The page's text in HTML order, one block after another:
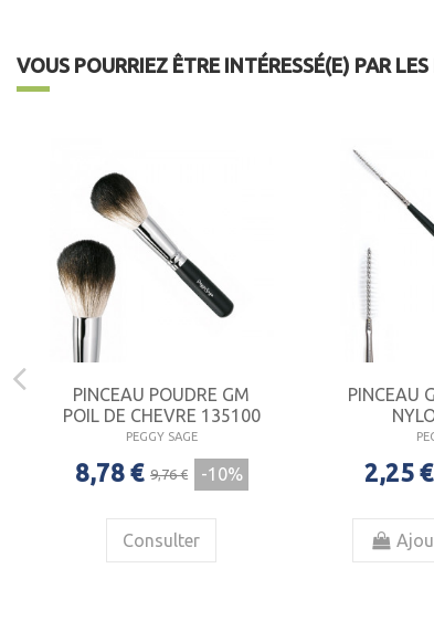
VOUS POURRIEZ ÊTRE INTÉRESSÉ(E) PAR
PINCEAU POUDRE GM
POIL DE CHEVRE 135100
PEGGY SAGE
8,78 € 9,76 € -10%
Consulter
PINCEAU
2,25 €